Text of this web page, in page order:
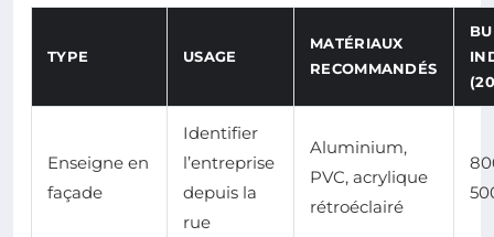
TYPE USAGE
MATÉRIAUX
RECOMMANDÉS
Enseigne en
façade
Identifier
l’entreprise
depuis la
rue
Aluminium,
PVC, acrylique
rétroéclairé